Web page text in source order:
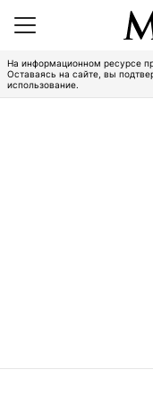
На информационном ресурсе
Оставаясь на сайте, вы
использование.